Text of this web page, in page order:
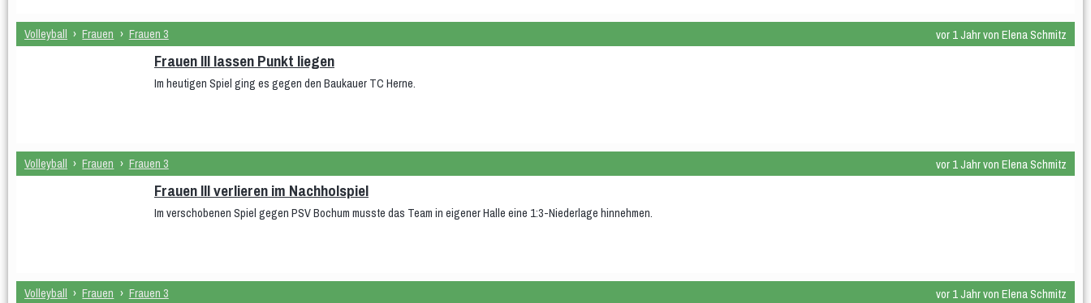
Volleyball › Frauen › Frauen 3 vor 1 Jahr von Elena Schmitz
Frauen III lassen Punkt liegen
Im heutigen Spiel ging es gegen den Baukauer TC Herne.
Volleyball › Frauen › Frauen 3 vor 1 Jahr von Elena Schmitz
Frauen III verlieren im Nachholspiel
Im verschobenen Spiel gegen PSV Bochum musste das Team in eigener Halle eine 1:3-Niederlage hinnehmen.
Volleyball › Frauen › Frauen 3 vor 1 Jahr von Elena Schmitz